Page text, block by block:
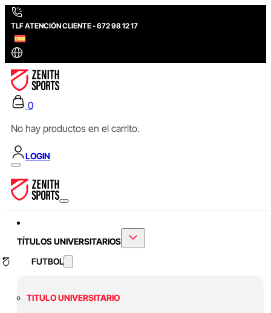
TLF ATENCIÓN CLIENTE - 672 98 12 17
0
No hay productos en el carrito.
LOGIN
TÍTULOS UNIVERSITARIOS
FUTBOL
TITULO UNIVERSITARIO